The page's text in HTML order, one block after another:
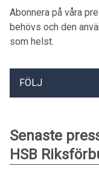
Abonnera på våra
behövs och den
som helst.
FÖLJ
Senaste
HSB